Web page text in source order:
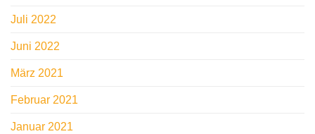
Juli 2022
Juni 2022
März 2021
Februar 2021
Januar 2021